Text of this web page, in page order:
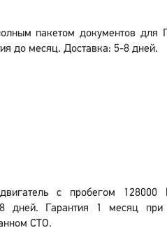
пакетом документов для
до месяц. Доставка: 5-8 дней.
двигатель с пробегом 128000
8 дней. Гарантия 1 месяц при
СТО.